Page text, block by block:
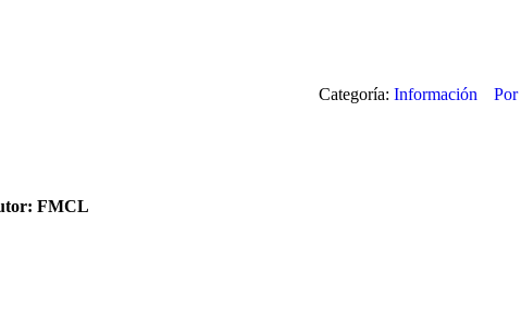
Categoría: Información Por
FMCL